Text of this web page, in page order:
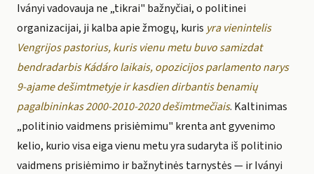
Iványi vadovauja ne „tikrai" bažnyčiai, o politinei
organizacijai, ji kalba apie žmogų, kuris yra vienintelis
Vengrijos pastorius, kuris vienu metu buvo samizdat
bendradarbis Kádáro laikais, opozicijos parlamento narys
9-ajame dešimtmetyje ir kasdien dirbantis benamių
pagalbininkas 2000-2010-2020 dešimtmečiais. Kaltinimas
„politinio vaidmens prisiėmimu" krenta ant gyvenimo
kelio, kurio visa eiga vienu metu yra sudaryta iš politinio
vaidmens prisiėmimo ir bažnytinės tarnystės — ir Iványi